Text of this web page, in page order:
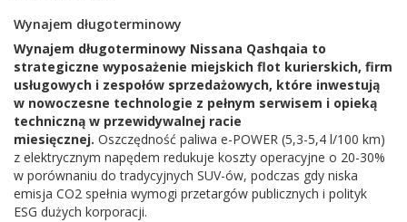
Wynajem długoterminowy
Wynajem długoterminowy Nissana Qashqaia to
strategiczne wyposażenie miejskich flot kurierskich, firm
usługowych i zespołów sprzedażowych, które inwestują
w nowoczesne technologie z pełnym serwisem i opieką
techniczną w przewidywalnej racie
miesięcznej. Oszczędność paliwa e-POWER (5,3-5,4 l/100 km)
z elektrycznym napędem redukuje koszty operacyjne o 20-30%
w porównaniu do tradycyjnych SUV-ów, podczas gdy niska
emisja CO2 spełnia wymogi przetargów publicznych i polityk
ESG dużych korporacji.